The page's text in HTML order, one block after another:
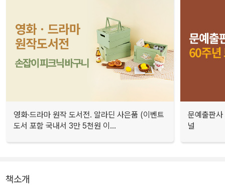
영화·드라마 원작 도서전. 알라딘 사은품 (이벤트
도서 포함 국내서 3만 5천원 이...
문예출판
널
책소개